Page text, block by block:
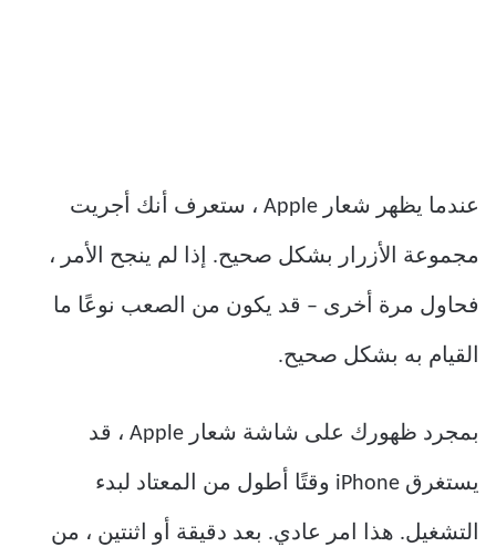
عندما يظهر شعار Apple ، ستعرف أنك أجريت
مجموعة الأزرار بشكل صحيح. إذا لم ينجح الأمر ،
فحاول مرة أخرى – قد يكون من الصعب نوعًا ما
القيام به بشكل صحيح.
بمجرد ظهورك على شاشة شعار Apple ، قد
يستغرق iPhone وقتًا أطول من المعتاد لبدء
التشغيل. هذا امر عادي. بعد دقيقة أو اثنتين ، من